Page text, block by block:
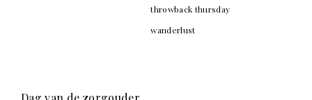
throwback thursday
wanderlust